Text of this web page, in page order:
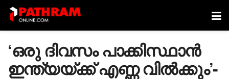
‘ഒരു ദിവസം പാക്കിസ്ഥാൻ
ഇന്ത്യയ്ക്ക് എണ്ണ വിൽക്കും’-